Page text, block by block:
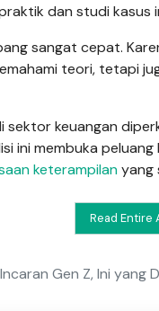
dan studi kasus
sangat cepat.
teori, tetapi
keuangan
ini membuka
keterampilanyang
Read Entire
Gen Z, Ini yang